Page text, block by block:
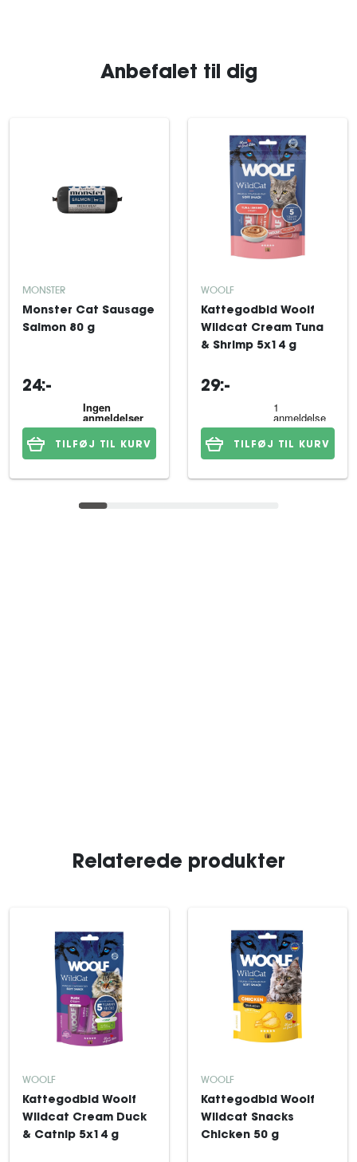
Anbefalet til dig
MONSTER
Monster Cat Sausage
Salmon 80 g
24:-
TILFØJ TIL KURV
WOOLF
Kattegodbid Woolf
Wildcat Cream Tuna
& Shrimp 5x14 g
29:-
TILFØJ TIL KURV
Relaterede produkter
WOOLF
Kattegodbid Woolf
Wildcat Cream Duck
& Catnip 5x14 g
WOOLF
Kattegodbid Woolf
Wildcat Snacks
Chicken 50 g